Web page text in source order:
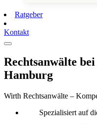
Ratgeber
Kontakt
Rechtsanwälte
Hamburg
Wirth Rechtsanwälte –
Spezialisiert auf